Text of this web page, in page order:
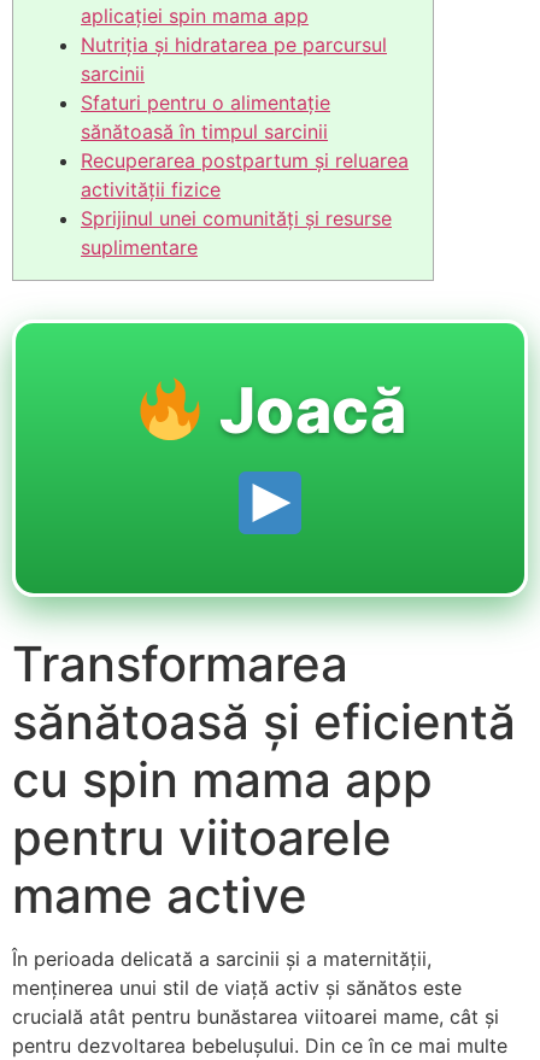
aplicației spin mama app
Nutriția și hidratarea pe parcursul
sarcinii
Sfaturi pentru o alimentație
sănătoasă în timpul sarcinii
Recuperarea postpartum și reluarea
activității fizice
Sprijinul unei comunități și resurse
suplimentare
Joacă
Transformarea
sănătoasă și eficientă
cu spin mama app
pentru viitoarele
mame active
În perioada delicată a sarcinii și a maternității,
menținerea unui stil de viață activ și sănătos este
crucială atât pentru bunăstarea viitoarei mame, cât și
pentru dezvoltarea bebelușului. Din ce în ce mai multe